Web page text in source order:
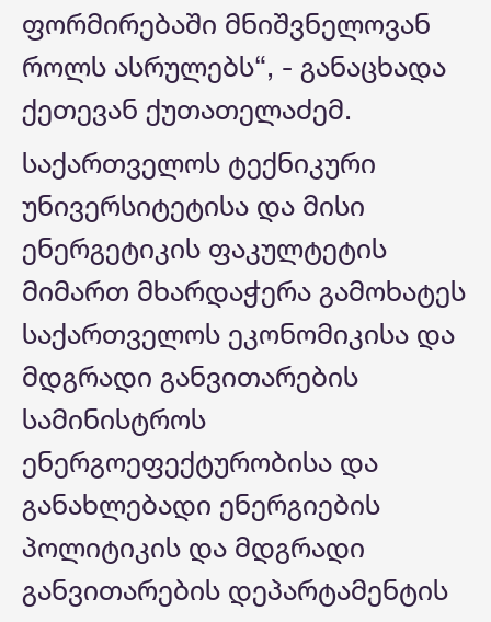
ფორმირებაში მნიშვნელოვან
როლს ასრულებს“, - განაცხადა
ქეთევან ქუთათელაძემ.
საქართველოს ტექნიკური
უნივერსიტეტისა და მისი
ენერგეტიკის ფაკულტეტის
მიმართ მხარდაჭერა გამოხატეს
საქართველოს ეკონომიკისა და
მდგრადი განვითარების
სამინისტროს
ენერგოეფექტურობისა და
განახლებადი ენერგიების
პოლიტიკის და მდგრადი
განვითარების დეპარტამენტის